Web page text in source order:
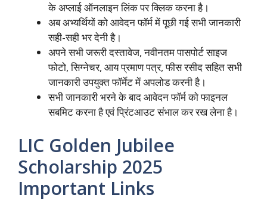
के अप्लाई ऑनलाइन लिंक पर क्लिक करना है।
अब अभ्यर्थियों को आवेदन फॉर्म में पूछी गई सभी जानकारी
सही-सही भर देनी है।
अपने सभी जरूरी दस्तावेज, नवीनतम पासपोर्ट साइज
फोटो, सिग्नेचर, आय प्रमाण पत्र, फीस रसीद सहित सभी
जानकारी उपयुक्त फॉर्मेट में अपलोड करनी है।
सभी जानकारी भरने के बाद आवेदन फॉर्म को फाइनल
सबमिट करना है एवं प्रिंटआउट संभाल कर रख लेना है।
LIC Golden Jubilee
Scholarship 2025
Important Links